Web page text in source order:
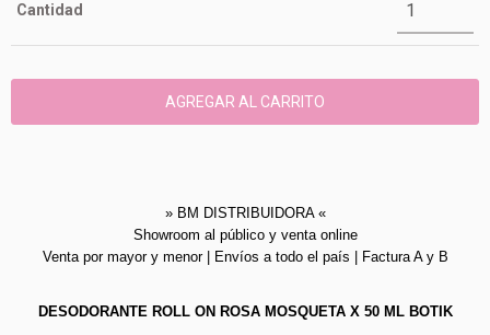
Cantidad
» BM DISTRIBUIDORA «
Showroom al público y venta online
Venta por mayor y menor | Envíos a todo el país | Factura A y B
DESODORANTE ROLL ON ROSA MOSQUETA X 50 ML BOTIK